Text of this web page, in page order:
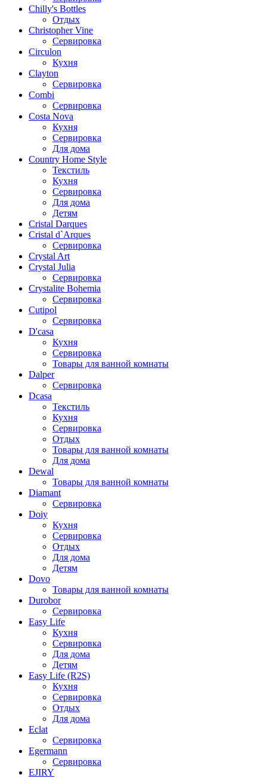
Chilly's Bottles
Отдых
Christopher Vine
Сервировка
Circulon
Кухня
Clayton
Сервировка
Combi
Сервировка
Costa Nova
Кухня
Сервировка
Для дома
Country Home Style
Текстиль
Кухня
Сервировка
Для дома
Детям
Cristal Darques
Cristal d`Arques
Сервировка
Crystal Art
Crystal Julia
Сервировка
Crystalite Bohemia
Сервировка
Cutipol
Сервировка
D'casa
Кухня
Сервировка
Товары для ванной комнаты
Dalper
Сервировка
Dcasa
Текстиль
Кухня
Сервировка
Отдых
Товары для ванной комнаты
Для дома
Dewal
Товары для ванной комнаты
Diamant
Сервировка
Doiy
Кухня
Сервировка
Отдых
Для дома
Детям
Dovo
Товары для ванной комнаты
Durobor
Сервировка
Easy Life
Кухня
Сервировка
Для дома
Детям
Easy Life (R2S)
Кухня
Сервировка
Отдых
Для дома
Eclat
Сервировка
Egermann
Сервировка
EJIRY